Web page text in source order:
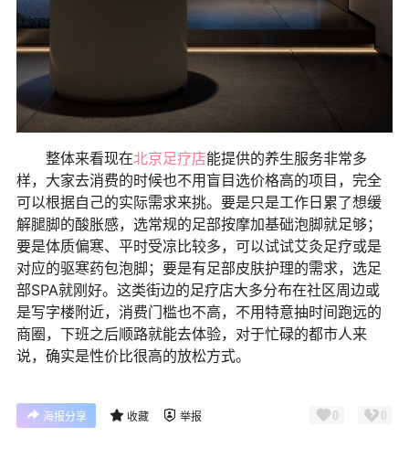
整体来看现在北京足疗店能提供的养生服务非常多
样，大家去消费的时候也不用盲目选价格高的项目，完全
可以根据自己的实际需求来挑。要是只是工作日累了想缓
解腿脚的酸胀感，选常规的足部按摩加基础泡脚就足够；
要是体质偏寒、平时受凉比较多，可以试试艾灸足疗或是
对应的驱寒药包泡脚；要是有足部皮肤护理的需求，选足
部SPA就刚好。这类街边的足疗店大多分布在社区周边或
是写字楼附近，消费门槛也不高，不用特意抽时间跑远的
商圈，下班之后顺路就能去体验，对于忙碌的都市人来
说，确实是性价比很高的放松方式。
海报分享 收藏 举报 0 0